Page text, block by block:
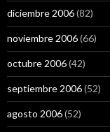
diciembre 2006(82)
noviembre 2006(66)
octubre 2006(42)
septiembre 2006(52)
agosto 2006(52)